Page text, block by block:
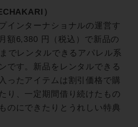
）
インターナショナルの運営す
額6,380 円（税込）で新品の
でレンタルできるアパレル系
です。新品をレンタルできる
ったアイテムは割引価格で購
り、一定期間借り続けたもの
のにできたりとうれしい特典